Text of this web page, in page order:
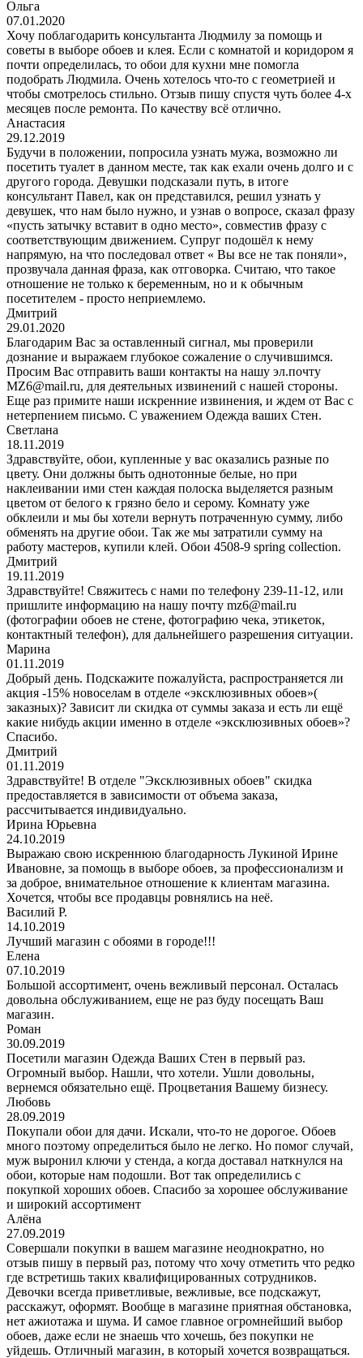
Ольга
07.01.2020
Хочу поблагодарить консультанта Людмилу за помощь и
советы в выборе обоев и клея. Если с комнатой и коридором я
почти определилась, то обои для кухни мне помогла
подобрать Людмила. Очень хотелось что-то с геометрией и
чтобы смотрелось стильно. Отзыв пишу спустя чуть более 4-х
месяцев после ремонта. По качеству всё отлично.
Анастасия
29.12.2019
Будучи в положении, попросила узнать мужа, возможно ли
посетить туалет в данном месте, так как ехали очень долго и с
другого города. Девушки подсказали путь, в итоге
консультант Павел, как он представился, решил узнать у
девушек, что нам было нужно, и узнав о вопросе, сказал фразу
«пусть затычку вставит в одно место», совместив фразу с
соответствующим движением. Супруг подошёл к нему
напрямую, на что последовал ответ « Вы все не так поняли»,
прозвучала данная фраза, как отговорка. Считаю, что такое
отношение не только к беременным, но и к обычным
посетителем - просто неприемлемо.
Дмитрий
29.01.2020
Благодарим Вас за оставленный сигнал, мы проверили
дознание и выражаем глубокое сожаление о случившимся.
Просим Вас отправить ваши контакты на нашу эл.почту
MZ6@mail.ru, для деятельных извинений с нашей стороны.
Еще раз примите наши искренние извинения, и ждем от Вас с
нетерпением письмо. С уважением Одежда ваших Стен.
Светлана
18.11.2019
Здравствуйте, обои, купленные у вас оказались разные по
цвету. Они должны быть однотонные белые, но при
наклеивании ими стен каждая полоска выделяется разным
цветом от белого к грязно бело и серому. Комнату уже
обклеили и мы бы хотели вернуть потраченную сумму, либо
обменять на другие обои. Так же мы затратили сумму на
работу мастеров, купили клей. Обои 4508-9 spring collection.
Дмитрий
19.11.2019
Здравствуйте! Свяжитесь с нами по телефону 239-11-12, или
пришлите информацию на нашу почту mz6@mail.ru
(фотографии обоев не стене, фотографию чека, этикеток,
контактный телефон), для дальнейшего разрешения ситуации.
Марина
01.11.2019
Добрый день. Подскажите пожалуйста, распространяется ли
акция -15% новоселам в отделе «эксклюзивных обоев»(
заказных)? Зависит ли скидка от суммы заказа и есть ли ещё
какие нибудь акции именно в отделе «эксклюзивных обоев»?
Спасибо.
Дмитрий
01.11.2019
Здравствуйте! В отделе "Эксклюзивных обоев" скидка
предоставляется в зависимости от объема заказа,
рассчитывается индивидуально.
Ирина Юрьевна
24.10.2019
Выражаю свою искреннюю благодарность Лукиной Ирине
Ивановне, за помощь в выборе обоев, за профессионализм и
за доброе, внимательное отношение к клиентам магазина.
Хочется, чтобы все продавцы ровнялись на неё.
Василий Р.
14.10.2019
Лучший магазин с обоями в городе!!!
Елена
07.10.2019
Большой ассортимент, очень вежливый персонал. Осталась
довольна обслуживанием, еще не раз буду посещать Ваш
магазин.
Роман
30.09.2019
Посетили магазин Одежда Ваших Стен в первый раз.
Огромный выбор. Нашли, что хотели. Ушли довольны,
вернемся обязательно ещё. Процветания Вашему бизнесу.
Любовь
28.09.2019
Покупали обои для дачи. Искали, что-то не дорогое. Обоев
много поэтому определиться было не легко. Но помог случай,
муж выронил ключи у стенда, а когда доставал наткнулся на
обои, которые нам подошли. Вот так определились с
покупкой хороших обоев. Спасибо за хорошее обслуживание
и широкий ассортимент
Алёна
27.09.2019
Совершали покупки в вашем магазине неоднократно, но
отзыв пишу в первый раз, потому что хочу отметить что редко
где встретишь таких квалифицированных сотрудников.
Девочки всегда приветливые, вежливые, все подскажут,
расскажут, оформят. Вообще в магазине приятная обстановка,
нет ажиотажа и шума. И самое главное огромнейший выбор
обоев, даже если не знаешь что хочешь, без покупки не
уйдешь. Отличный магазин, в который хочется возвращаться.